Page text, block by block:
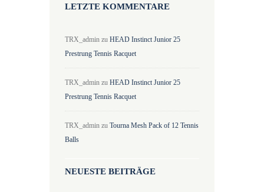
LETZTE KOMMENTARE
TRX_admin zuHEAD Instinct Junior 25
Prestrung Tennis Racquet
TRX_admin zuHEAD Instinct Junior 25
Prestrung Tennis Racquet
TRX_admin zuTourna Mesh Pack of 12 Tennis
Balls
NEUESTE BEITRÄGE